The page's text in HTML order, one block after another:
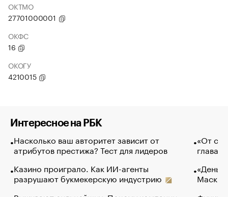
ОКТМО
27701000001
ОКФС
16
ОКОГУ
4210015
Интересное на РБК
Насколько ваш авторитет зависит от
атрибутов престижа? Тест для лидеров
Казино проиграло. Как ИИ-агенты
разрушают букмекерскую индустрию
«От
глава
Маск в